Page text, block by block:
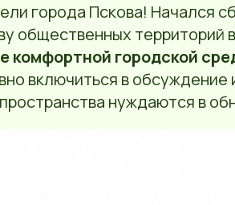
города Пскова! Начался
общественных территорий
комфортной городской
включиться в
нуждаются в